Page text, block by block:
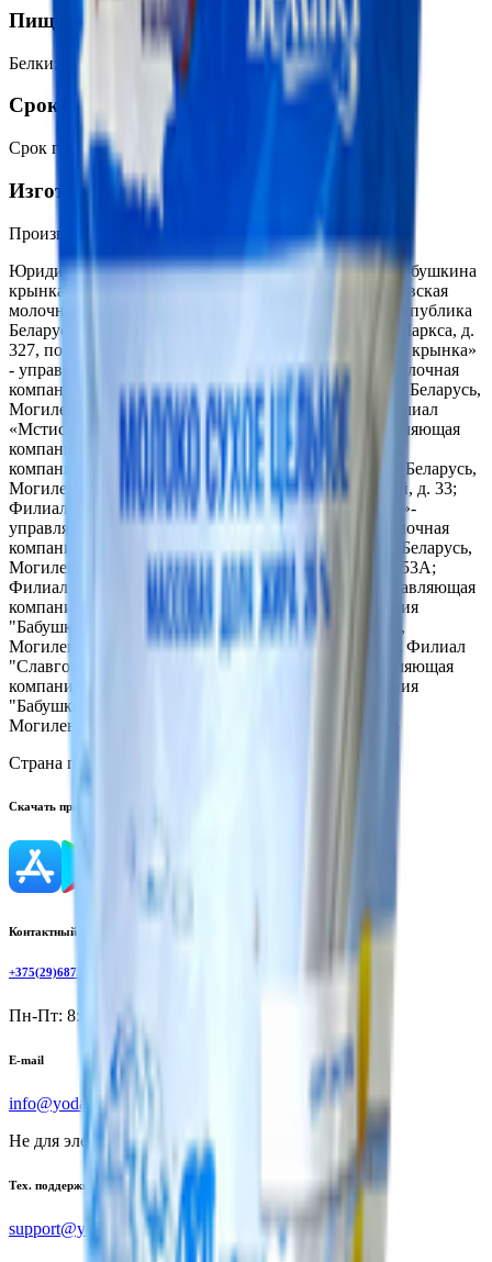
Пищевая ценность на 100г
Белки: 23.8 : 26Углеводы 38.7Калории :484
Срок годности
Срок годности 24 месяца
Изготовитель
Производитель:
ОАО «Бабушкина крынка»
Юридический адрес:Филиал «Бобруйский» ОАО «Бабушкина
крынка»- управляющая компания холдинга «Могилевская
молочная компания«Бабушкина крынка» 213823, Республика
Беларусь, Могилевская обл., г. Бобруйск, ул. Карла Маркса, д.
327, пом.27; Филиал «Быховский» ОАО «Бабушкина крынка»
- управляющая компания холдинга «Могилевская молочная
компания «Бабушкина крынка», 213352, Республика Беларусь,
Могилевская обл., г. Быхов, ул. Некрасова, д. 42; Филиал
«Мстиславский» ОАО «Бабушкина крынка» - управляющая
компания холдинга «Могилевская молочная
компания«Бабушкина крынка», 213453, Республика Беларусь,
Могилевская обл., г. Мстиславль, пер. Коммунарный, д. 33;
Филиал «Осиповичский» ОАО «Бабушкина крынка»-
управляющая компания холдинга «Могилевская молочная
компания Бабушкина крынка», 213760, Республика Беларусь,
Могилевская обл., г. Осиповичи, ул. Юбилейная, д. 53А;
Филиал "Чаусский" ОАО "Бабушкина крынка"- управляющая
компания холдинга "Могилевская молочная компания
"Бабушкина Крынка", 213206, Республика Беларусь,
Могилевская обл., г. Чаусы, ул. Первомайская, д. 37; Филиал
"Славгородский" ОАО "Бабушкина крынка"-управляющая
компания холдинга "Могилевская молочная компания
"Бабушкина крынка" 213245, Республика Беларусь,
Могилевская обл., г. Славгород, ул. Калинина, д. 55
Страна производства:
Скачать приложение
Контактный телефон
+375(29)6875999
Пн-Пт: 8:00 - 17:00
E-mail
info@yoda.by
Не для электронных обращений
Тех. поддержка
support@yoda.by